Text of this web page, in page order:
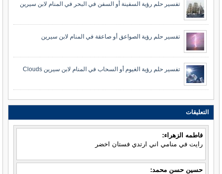
تفسير حلم رؤية السفينة أو السفن في البحر في المنام لابن سيرين
تفسير حلم رؤية الصواعق أو صاعقة في المنام لابن سيرين
تفسير حلم رؤية الغيوم أو السحاب في المنام لابن سيرين Clouds
التعليقات
فاطمه الزهراء:
رايت في منامي اني ارتدي فستان اخضر
حسين حسن محمد: